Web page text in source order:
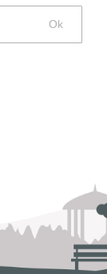
Ok